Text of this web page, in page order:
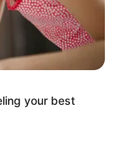
ΤΩΝ
ΜΕΣΑ ΑΠΟ
ΒΑΛΕΙΣ ΦΙΛΤΡΟ
ΣΤΟ...
your best